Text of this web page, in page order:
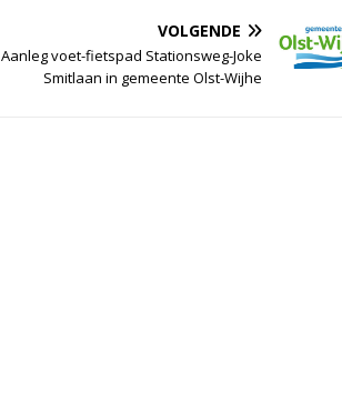
VOLGENDE
Aanleg voet-fietspad Stationsweg-Joke
Smitlaan in gemeente Olst-Wijhe